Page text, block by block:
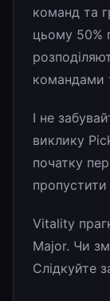
команд та
цьому 50%
командами
І не
виклику
початку
Vitality
Major. Чи
Слідкуйте